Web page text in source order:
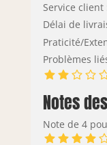
Service client
Délai de
Praticité/
Problèmes
Notes
Note de 4